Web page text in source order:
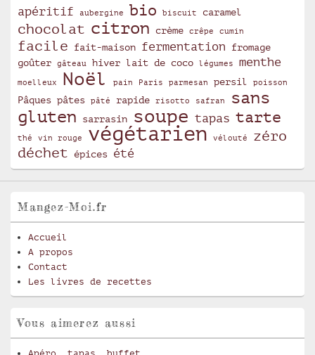
apéritif aubergine bio biscuit caramel
chocolat citron crème crêpe cumin
facile fait-maison fermentation
fromage
goûter
gâteau hiver lait de coco légumes menthe
moelleux Noël pain Paris parmesan persil poisson
Pâques pâtes pâté rapide risotto safran
sans
gluten
sarrasin soupe tapas tarte
thé vin rouge végétarien vélouté
zéro
déchet
épices été
Mangez-Moi.fr
Accueil
A propos
Contact
Les livres de recettes
Vous aimerez aussi